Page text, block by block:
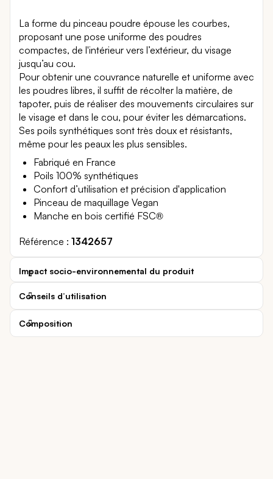
La forme du pinceau poudre épouse les courbes,
proposant une pose uniforme des poudres
compactes, de l'intérieur vers l’extérieur, du visage
jusqu’au cou.
Pour obtenir une couvrance naturelle et uniforme avec
les poudres libres, il suffit de récolter la matière, de
tapoter, puis de réaliser des mouvements circulaires sur
le visage et dans le cou, pour éviter les démarcations.
Ses poils synthétiques sont très doux et résistants,
même pour les peaux les plus sensibles.
Fabriqué en France
Poils 100% synthétiques
Confort d’utilisation et précision d'application
Pinceau de maquillage Vegan
Manche en bois certifié FSC®
Référence 1342657
Impact socio-environnemental du produit
Conseils d’utilisation
Composition